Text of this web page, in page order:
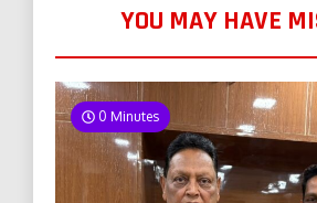
YOU MAY HAVE
0 Minutes